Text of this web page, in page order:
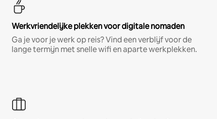
Werkvriendelijke plekken voor digitale nomaden
Ga je voor je werk op reis? Vind een verblijf voor de
lange termijn met snelle wifi en aparte werkplekken.